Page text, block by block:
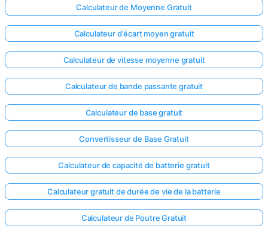
Calculateur de Moyenne Gratuit
Calculateur d'écart moyen gratuit
Calculateur de vitesse moyenne gratuit
Calculateur de bande passante gratuit
Calculateur de base gratuit
Convertisseur de Base Gratuit
Calculateur de capacité de batterie gratuit
Calculateur gratuit de durée de vie de la batterie
Calculateur de Poutre Gratuit